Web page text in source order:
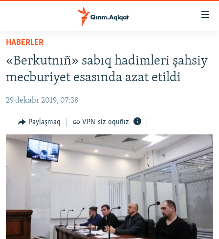
Esas
qaytmaq
Baş
qaytmaq
qaytmaq
HABERLER
SİYASET
İQTİSADİYAT
CEMİYET
MEDENİYET
İNSAN AQLARI
VİDEO
SÜRET
FİKİR
Русский
HABERLER
«Berkutnıñ» sabıq hadimleri şahsiy
mecburiyet esasında azat etildi
29 dekabr 2019, 07:38
Paylaşmaq VPN-siz oquñız